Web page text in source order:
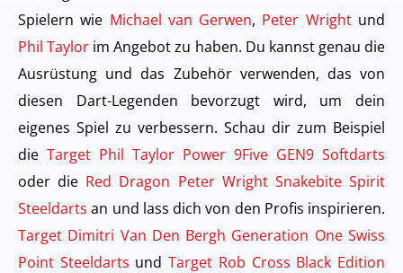
Spielern wie Michael van Gerwen, Peter Wrightund
Phil Taylor im Angebot zu haben. Du kannst genau die
Ausrüstung und das Zubehör verwenden, das von
diesen Dart-Legenden bevorzugt wird, um dein
eigenes Spiel zu verbessern. Schau dir zum Beispiel
die Target Phil Taylor Power 9Five GEN9 Softdarts
oder die Red Dragon Peter Wright Snakebite Spirit
Steeldarts an und lass dich von den Profis inspirieren.
Target Dimitri Van Den Bergh Generation One Swiss
Point Steeldarts undTarget Rob Cross Black Edition